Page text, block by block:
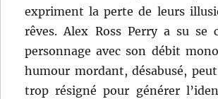
expriment la perte de leurs
rêves. Alex Ross Perry a su se
personnage avec son débit
humour mordant, désabusé,
trop résigné pour générer